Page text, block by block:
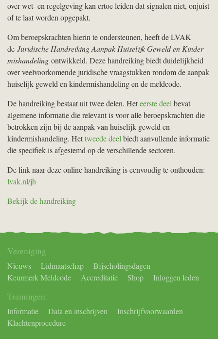
over wet- en regelgeving kan ertoe leiden dat signalen niet, onjuist
of te laat worden opgepakt.
Om beroepskrachten hierin te ondersteunen, heeft deLVAK
de Juridische Handreiking Aanpak Huiselijk Geweld en Kinder­
mis­han­deling ontwikkeld. Deze handreiking biedt duidelijkheid
over veelvoorkomende juridische vraagstukken rondom de aanpak
huiselijk geweld en kindermishandeling en de meldcode.
De handreiking bestaat uit twee delen. Heteerste deelbevat
algemene informatie die relevant is voor alle beroepskrachten die
betrokken zijn bij de aanpak van huiselijk geweld en
kindermishandeling. Hettweede deelbiedt aanvullende informatie
die specifiek is afgestemd op de verschillende sectoren.
De link naar deze online handreiking is eenvoudig te onthouden:
lvak.nl/jh
Bekijk de handreiking
Vereniging
Nieuws Lidmaatschap
Bijscholingsdagen
Keurmerk Meldcode
Accreditatie Shop Inloggen leden
Trainingen
Informatie Data en inschrijven
Inschrijfvoorwaarden
Klachtenprocedure